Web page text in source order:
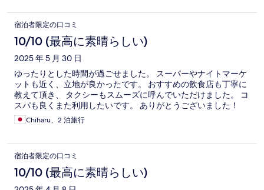
宿泊者限定の口コミ
10/10 (最高に素晴らしい)
2025 年 5 月 30 日
ゆったりとした時間が過ごせました。 スーパーやナイトマーケ
ットも近く、立地が良かったです。 おすすめの飲食店も丁寧に
教えて頂き、 タクシーもスムーズに呼んでいただけました。 コ
スパも良くまた利用したいです。 ありがとうございました！
Chiharu、2 泊旅行
宿泊者限定の口コミ
10/10 (最高に素晴らしい)